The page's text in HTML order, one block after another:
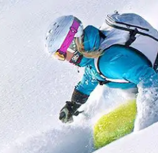
de hoogte van onze kortingsacties!